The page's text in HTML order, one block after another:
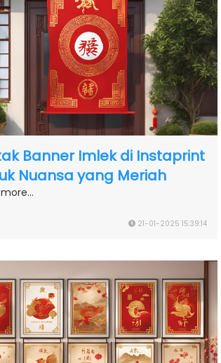
Banner Imlek di Instaprint
Nuansa yang Meriah
21-01-2025 15:39:14